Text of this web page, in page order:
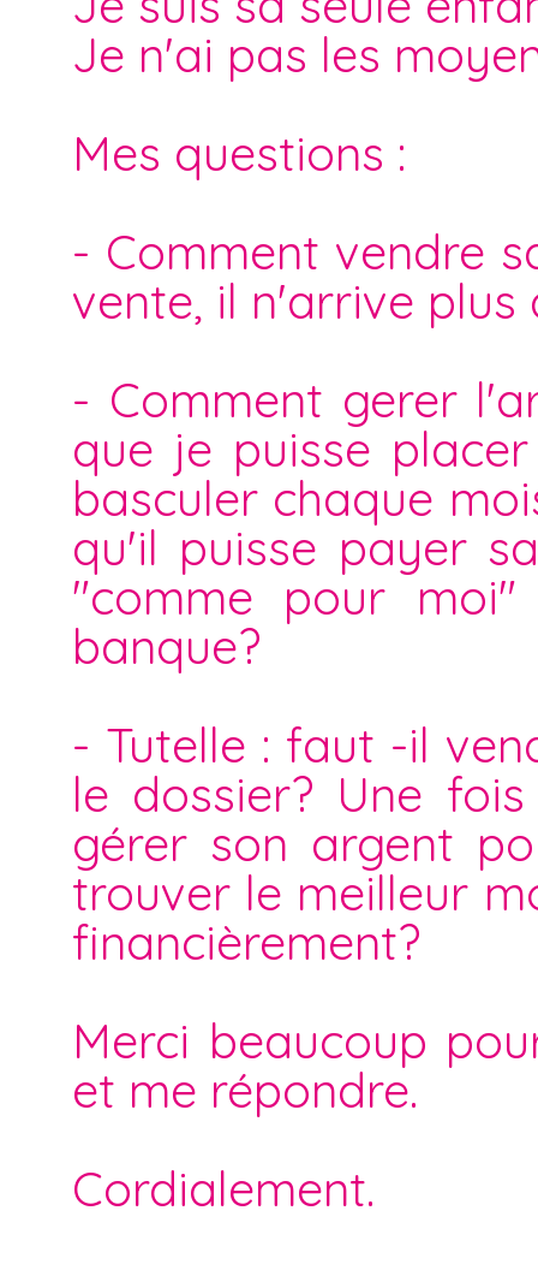
Je n'ai pas les
Mes questions :
- Comment vendre
vente, il n'arrive plus
- Comment gerer
que je puisse
basculer chaque
qu'il puisse payer
"comme pour
banque?
- Tutelle : faut -il
le dossier? Une
gérer son argent
trouver le meilleur
financièrement?
Merci beaucoup
et me répondre.
Cordialement.